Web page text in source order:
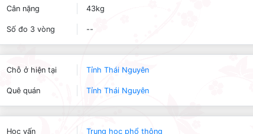
Cân nặng 43kg
Số đo 3 vòng --
Chỗ ở hiện tại Tỉnh Thái Nguyên
Quê quán Tỉnh Thái Nguyên
Học vấn Trung học phổ thông